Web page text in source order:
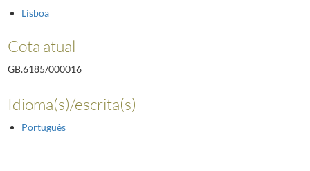
Lisboa
Cota atual
GB.6185/000016
Idioma(s)/escrita(s)
Português